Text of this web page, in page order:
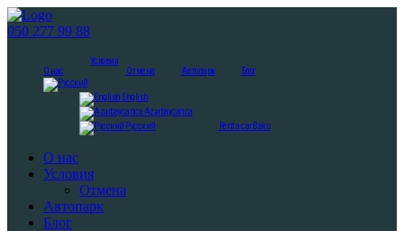
050 277 99 88
О нас
Условия
Отмена
Автопарк Блог
English
Azərbaycanca
Русский
Rent a car Baku
О нас
Условия
Отмена
Автопарк
Блог